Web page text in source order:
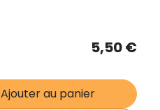
Ajouter au panier
5,50€